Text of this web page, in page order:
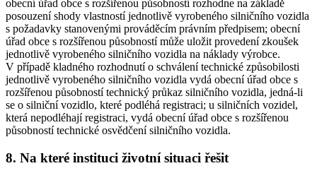
obecní úřad obce s rozšířenou působností rozhodne na základě
posouzení shody vlastností jednotlivě vyrobeného silničního vozidla
s požadavky stanovenými prováděcím právním předpisem; obecní
úřad obce s rozšířenou působností může uložit provedení zkoušek
jednotlivě vyrobeného silničního vozidla na náklady výrobce.
V případě kladného rozhodnutí o schválení technické způsobilosti
jednotlivě vyrobeného silničního vozidla vydá obecní úřad obce s
rozšířenou působností technický průkaz silničního vozidla, jedná-li
se o silniční vozidlo, které podléhá registraci; u silničních vozidel,
která nepodléhají registraci, vydá obecní úřad obce s rozšířenou
působností technické osvědčení silničního vozidla.
8. Na které instituci životní situaci řešit